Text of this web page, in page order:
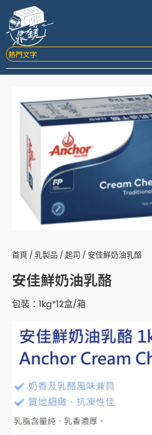
要
內
首頁 /乳製品 /起司 / 安佳鮮奶油乳酪
安佳鮮奶油乳酪
包裝：1kg*12盒/箱